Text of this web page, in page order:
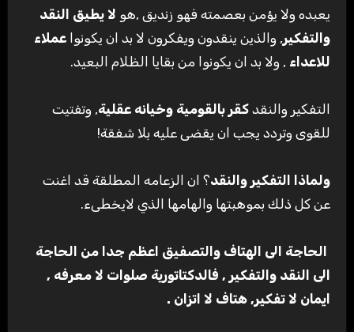
يعبده ولا يؤمن بعصمته فهو زنديق ,هو لا يطيق النقد
والتفكير, والذين ينقدون ويفكرون لا بد ان يكونوا عملاء
للاعداء , ولا بد ان يكونوا من بقايا الظلام البعيد.
التفكير والنقد كقر بالقومية وخيانه عقلية, وتفتيت
للقوى وتردد يجب ان يقضى عليه بلا شفقة!
ولماذا التفكير والنقد؟ ان الزعامه المطلقة قد اغنت
عن كل ذلك بموهبتها والهامها الذي لايخطىء.
الحاجة الى الهتاف والتصفيق اعظم جدا من الحاجة
الى النقد والتفكير , فالدكتاتورية صلوات لا معرفه ,
ايمان لا تفكير, هتاف لا اتزان .